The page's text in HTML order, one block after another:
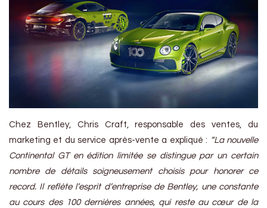
Chez Bentley, Chris Craft, responsable des ventes, du
marketing et du service après-vente a expliqué : “La nouvelle
Continental GT en édition limitée se distingue par un certain
nombre de détails soigneusement choisis pour honorer ce
record. Il reflète l’esprit d’entreprise de Bentley, une constante
au cours des 100 dernières années, qui reste au cœur de la